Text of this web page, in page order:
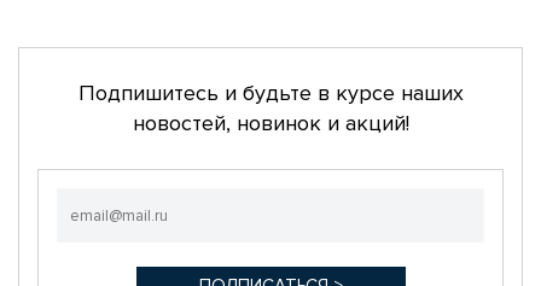
Подпишитесь и будьте в курсе наших
новостей, новинок и акций!